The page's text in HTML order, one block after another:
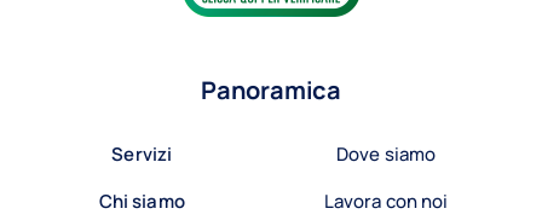
Panoramica
Servizi
Chi siamo
Dove siamo
Lavora con noi